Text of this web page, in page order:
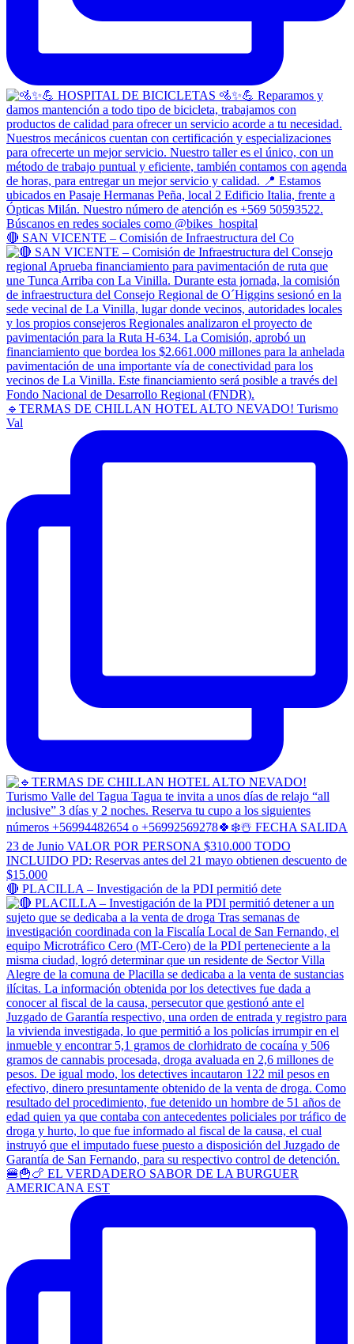
🔴 SAN VICENTE – Comisión de Infraestructura del Co
🔹TERMAS DE CHILLAN HOTEL ALTO NEVADO! Turismo
Val
🔴 PLACILLA – Investigación de la PDI permitió dete
🍔🍟🍗 EL VERDADERO SABOR DE LA BURGUER
AMERICANA EST